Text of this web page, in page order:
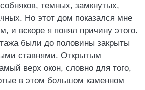
темных, замкнутых,
Но этот дом показался мне
и вскоре я понял причину этого.
были до половины закрыты
ставнями. Открытым
верх окон, словно для того,
в этом большом каменном